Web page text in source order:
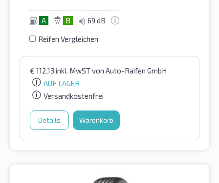
A B 69 dB
Reifen Vergleichen
€ 112,13 inkl. MwSTvon Auto-Raifen GmbH
AUF LAGER
Versandkostenfrei
Details Warenkorb